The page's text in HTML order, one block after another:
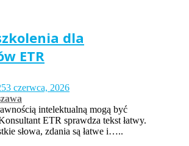
dla
ETR
3 czerwca, 2026
intelektualną mogą być
ETR sprawdza tekst łatwy.
słowa, zdania są łatwe i…..